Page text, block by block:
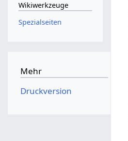
Wikiwerkzeuge
Spezialseiten
Mehr
Druckversion